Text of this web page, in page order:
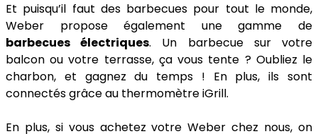
Et puisqu’il faut des barbecues pour tout le monde,
Weber propose également une gamme de
barbecues électriques. Un barbecue sur votre
balcon ou votre terrasse, ça vous tente ? Oubliez le
charbon, et gagnez du temps ! En plus, ils sont
connectés grâce au thermomètre iGrill.
En plus, si vous achetez votre Weber chez nous, on